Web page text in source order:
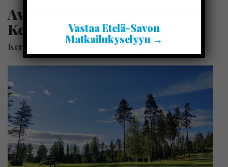
Avoin tutustuminen golfiin |
Kerigolf
Kerigolf
Vastaa Etelä-Savon
Matkailukyselyyn →